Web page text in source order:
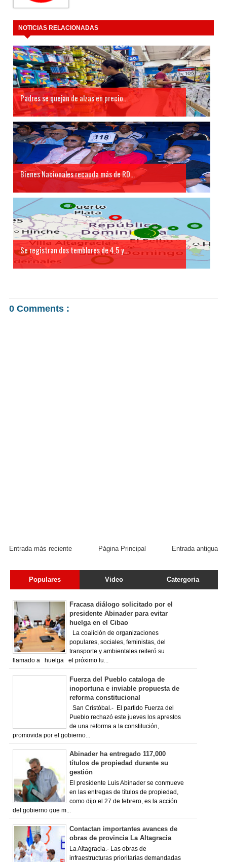
NOTICIAS RELACIONADAS
Padres se quejan de alzas en precio...
Bienes Nacionales recauda más de RD...
Se registran dos temblores de 4,5 y...
0 Comments :
Entrada más reciente Entrada antigua
Página Principal
Populares Video Catergoria
Fracasa diálogo solicitado por el
presidente Abinader para evitar
huelga en el Cibao
La coalición de organizaciones
populares, sociales, feministas, del
transporte y ambientales reiteró su
llamado a huelga el próximo lu...
Fuerza del Pueblo cataloga de
inoportuna e inviable propuesta de
reforma constitucional
San Cristóbal.- El partido Fuerza del
Pueblo rechazó este jueves los aprestos
de una reforma a la constitución,
promovida por el gobierno...
Abinader ha entregado 117,000
títulos de propiedad durante su
gestión
El presidente Luis Abinader se conmueve
en las entregas de títulos de propiedad,
como dijo el 27 de febrero, es la acción
del gobierno que m...
Contactan importantes avances de
obras de provincia La Altagracia
La Altagracia.- Las obras de
infraestructuras prioritarias demandadas